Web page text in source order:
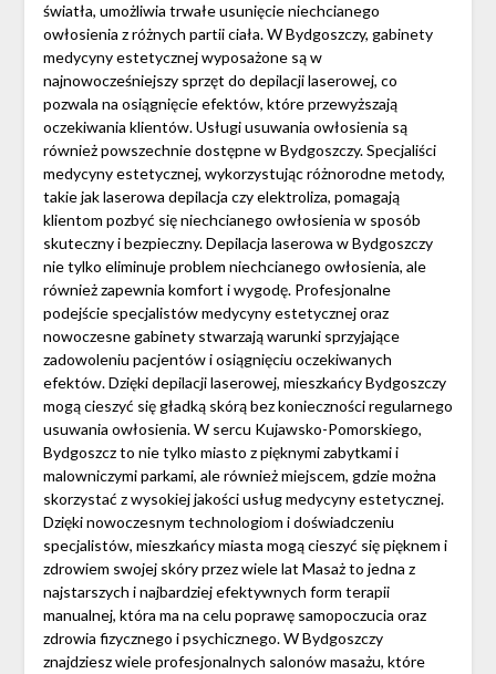
światła, umożliwia trwałe usunięcie niechcianego
owłosienia z różnych partii ciała. W Bydgoszczy, gabinety
medycyny estetycznej wyposażone są w
najnowocześniejszy sprzęt do depilacji laserowej, co
pozwala na osiągnięcie efektów, które przewyższają
oczekiwania klientów. Usługi usuwania owłosienia są
również powszechnie dostępne w Bydgoszczy. Specjaliści
medycyny estetycznej, wykorzystując różnorodne metody,
takie jak laserowa depilacja czy elektroliza, pomagają
klientom pozbyć się niechcianego owłosienia w sposób
skuteczny i bezpieczny. Depilacja laserowa w Bydgoszczy
nie tylko eliminuje problem niechcianego owłosienia, ale
również zapewnia komfort i wygodę. Profesjonalne
podejście specjalistów medycyny estetycznej oraz
nowoczesne gabinety stwarzają warunki sprzyjające
zadowoleniu pacjentów i osiągnięciu oczekiwanych
efektów. Dzięki depilacji laserowej, mieszkańcy Bydgoszczy
mogą cieszyć się gładką skórą bez konieczności regularnego
usuwania owłosienia. W sercu Kujawsko-Pomorskiego,
Bydgoszcz to nie tylko miasto z pięknymi zabytkami i
malowniczymi parkami, ale również miejscem, gdzie można
skorzystać z wysokiej jakości usług medycyny estetycznej.
Dzięki nowoczesnym technologiom i doświadczeniu
specjalistów, mieszkańcy miasta mogą cieszyć się pięknem i
zdrowiem swojej skóry przez wiele lat Masaż to jedna z
najstarszych i najbardziej efektywnych form terapii
manualnej, która ma na celu poprawę samopoczucia oraz
zdrowia fizycznego i psychicznego. W Bydgoszczy
znajdziesz wiele profesjonalnych salonów masażu, które